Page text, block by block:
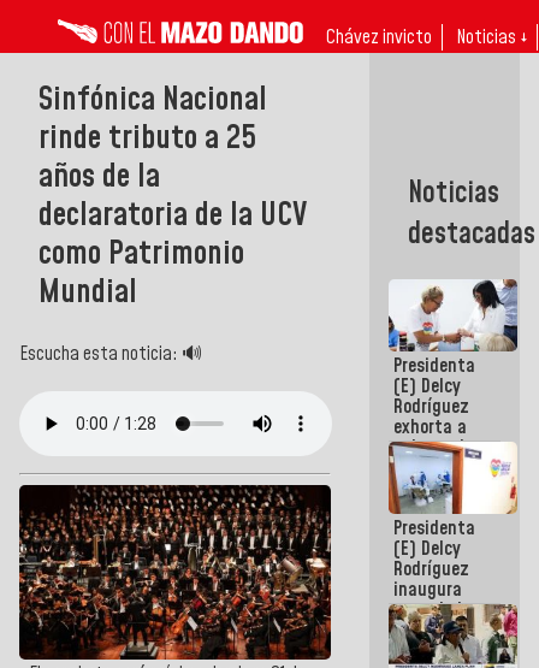
Chávez invicto Noticias ↓
Sinfónica Nacional
rinde tributo a 25
años de la
declaratoria de la UCV
como Patrimonio
Mundial
Escucha esta noticia: 🔊
Noticias
destacadas
Presidenta
(E) Delcy
Rodríguez
exhorta a
gobernadores
y alcaldes a
edificar
casas para
abuelos
Presidenta
(E) Delcy
Rodríguez
inaugura
casa de los
Abuelos
Primavera